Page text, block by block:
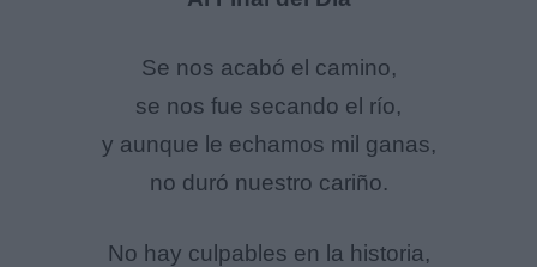
Se nos acabó el camino,
se nos fue secando el río,
y aunque le echamos mil ganas,
no duró nuestro cariño.
No hay culpables en la historia,